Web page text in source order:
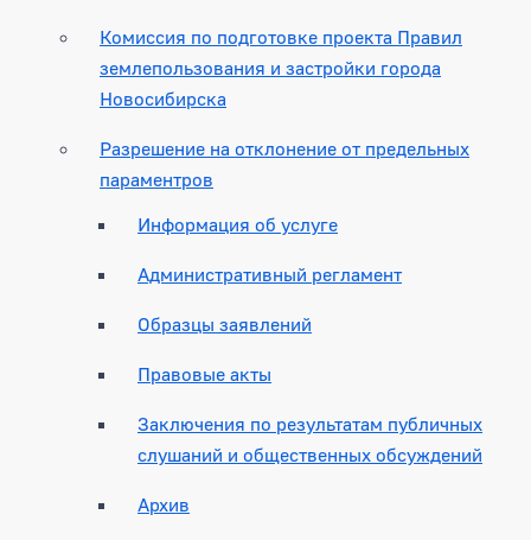
Комиссия по подготовке проекта Правил
землепользования и застройки города
Новосибирска
Разрешение на отклонение от предельных
параментров
Информация об услуге
Административный регламент
Образцы заявлений
Правовые акты
Заключения по результатам публичных
слушаний и общественных обсуждений
Архив